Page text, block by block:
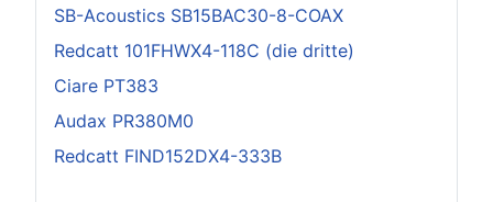
SB-Acoustics SB15BAC30-8-COAX
Redcatt 101FHWX4-118C (die dritte)
Ciare PT383
Audax PR380M0
Redcatt FIND152DX4-333B